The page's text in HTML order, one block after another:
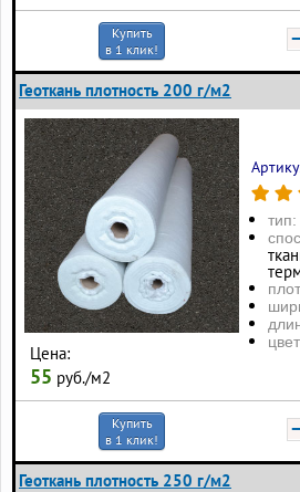
Купить
в 1 клик!
Геоткань плотность 200 г/м2
Цена:
55 руб./м2
тип:
Купить
в 1 клик!
Геоткань плотность 250 г/м2